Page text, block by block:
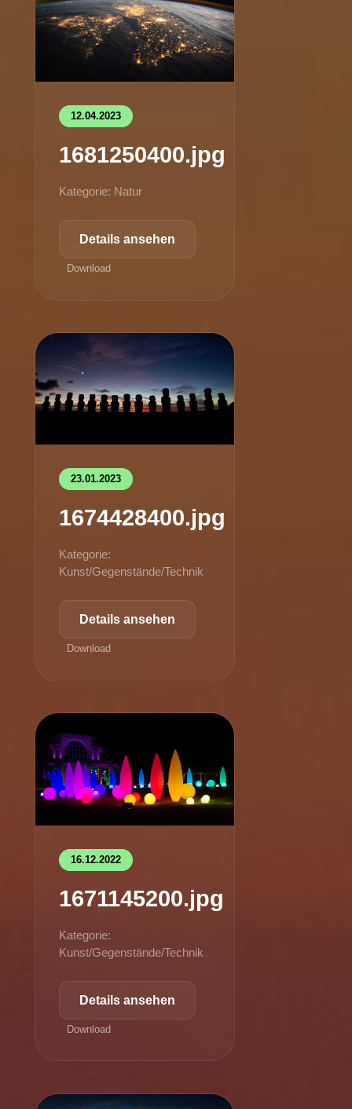
12.04.2023
1681250400.jpg
Kategorie: Natur
Details ansehen
Download
23.01.2023
1674428400.jpg
Kategorie:
Kunst/Gegenstände/Technik
Details ansehen
Download
16.12.2022
1671145200.jpg
Kategorie:
Kunst/Gegenstände/Technik
Details ansehen
Download